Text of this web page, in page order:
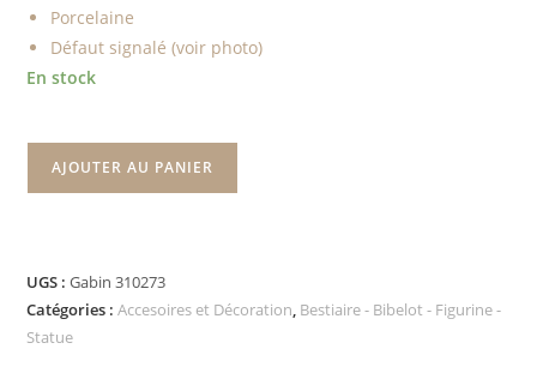
Porcelaine
Défaut signalé (voir photo)
En stock
AJOUTER AU PANIER
UGS :Gabin 310273
Catégories :Accesoires et Décoration, Bestiaire - Bibelot - Figurine -
Statue